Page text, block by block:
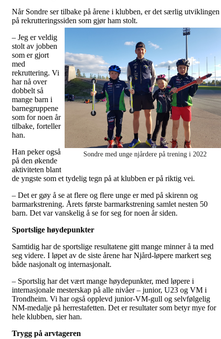
Når Sondre ser tilbake på årene i klubben, er det særlig utviklingen
på rekrutteringssi
Sondre med unge njårdere på trening i 2022
den som gjør ham stolt.
– Jeg er veldig
stolt av jobben
som er gjort
med
rekruttering. Vi
har nå over
dobbelt så
mange barn i
barnegruppene
som for noen år
tilbake, forteller
han.
Han peker også
på den økende
aktiviteten blant
de yngste som et tydelig tegn på at klubben er på riktig vei.
– Det er gøy å se at flere og flere unge er med på skirenn og
barmarkstrening. Årets første barmarkstrening samlet nesten 50
barn. Det var vanskelig å se for seg for noen år siden.
Sportslige høydepunkter
Samtidig har de sportslige resultatene gitt mange minner å ta med
seg videre. I løpet av de siste årene har Njård-løpere markert seg
både nasjonalt og internasjonalt.
– Sportslig har det vært mange høydepunkter, med løpere i
internasjonale mesterskap på alle nivåer – junior, U23 og VM i
Trondheim. Vi har også opplevd junior-VM-gull og selvfølgelig
NM-medalje på herrestafetten. Det er resultater som betyr mye for
hele klubben, sier han.
Trygg på arvtageren